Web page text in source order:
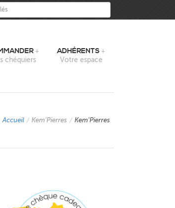
chéquiers
ADHÉRENTS
Votre espace
Accueil / Kem'Pierres / Kem'Pierres